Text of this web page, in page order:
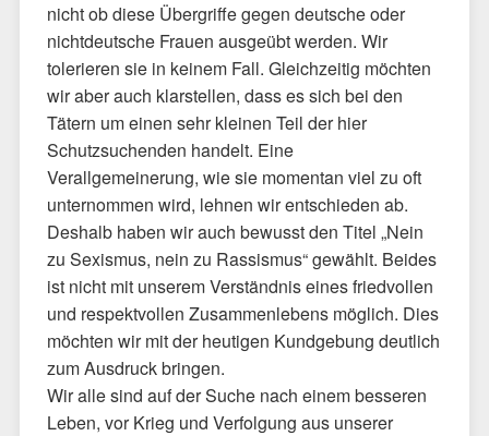
nicht ob diese Übergriffe gegen deutsche oder
nichtdeutsche Frauen ausgeübt werden. Wir
tolerieren sie in keinem Fall. Gleichzeitig möchten
wir aber auch klarstellen, dass es sich bei den
Tätern um einen sehr kleinen Teil der hier
Schutzsuchenden handelt. Eine
Verallgemeinerung, wie sie momentan viel zu oft
unternommen wird, lehnen wir entschieden ab.
Deshalb haben wir auch bewusst den Titel „Nein
zu Sexismus, nein zu Rassismus“ gewählt. Beides
ist nicht mit unserem Verständnis eines friedvollen
und respektvollen Zusammenlebens möglich. Dies
möchten wir mit der heutigen Kundgebung deutlich
zum Ausdruck bringen.
Wir alle sind auf der Suche nach einem besseren
Leben, vor Krieg und Verfolgung aus unserer